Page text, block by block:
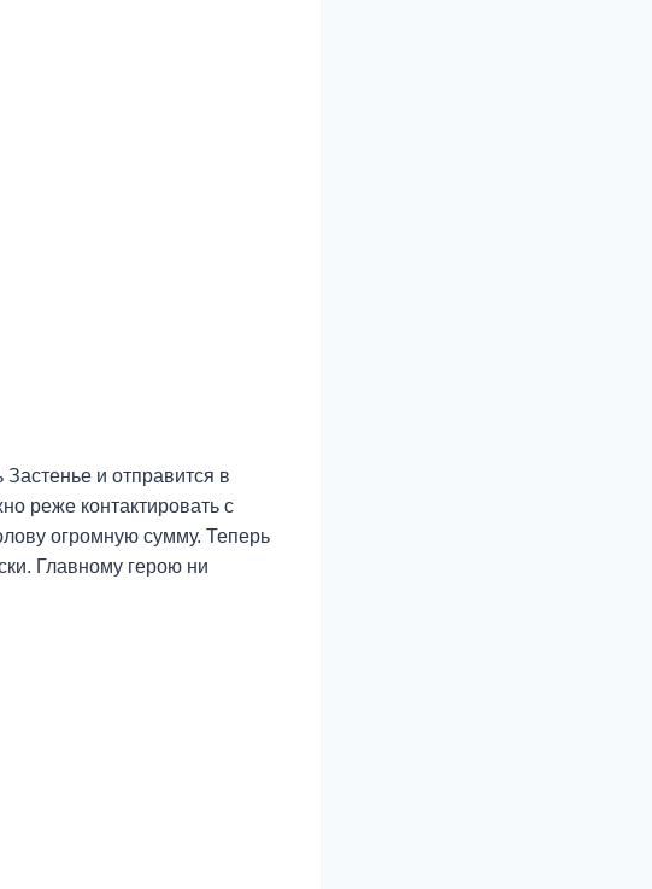
и отправится в
реже контактировать с
огромную сумму. Теперь
Главному герою ни